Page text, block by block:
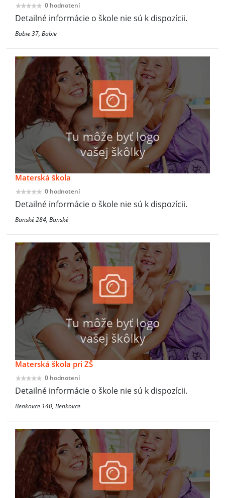
0 hodnotení
Detailné informácie o škole nie sú k dispozícii.
Babie 37, Babie
Materská škola
0 hodnotení
Detailné informácie o škole nie sú k dispozícii.
Banské 284, Banské
Materská škola pri ZŠ
0 hodnotení
Detailné informácie o škole nie sú k dispozícii.
Benkovce 140, Benkovce